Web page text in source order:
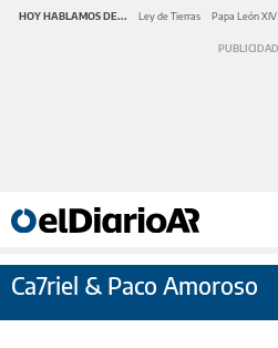
HOY HABLAMOS DE... Ley de Tierras Papa León XIV
Ca7riel & Paco Amoroso